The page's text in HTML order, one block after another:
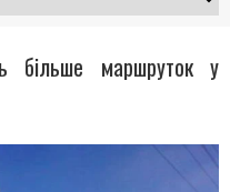
більше маршруток у